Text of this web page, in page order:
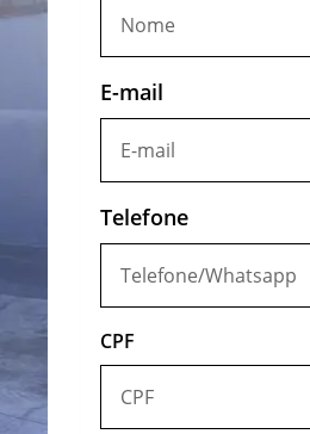
E-mail
Telefone
CPF